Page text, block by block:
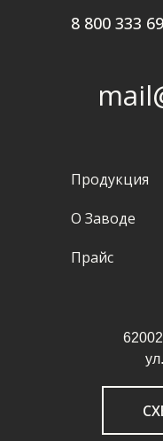
8 800 333
Продукция
О Заводе
Прайс